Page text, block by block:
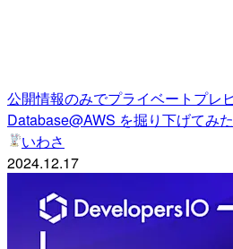
公開情報のみでプライベートプレ
Database@AWS を掘り下げてみた
いわさ
2024.12.17